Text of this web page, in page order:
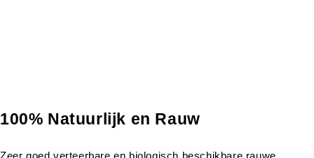
100% Natuurlijk en Rauw